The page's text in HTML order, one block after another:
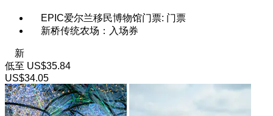
EPIC爱尔兰移民博物馆门票: 门票
新桥传统农场：入场券
新
低至 US$35.84
US$34.05